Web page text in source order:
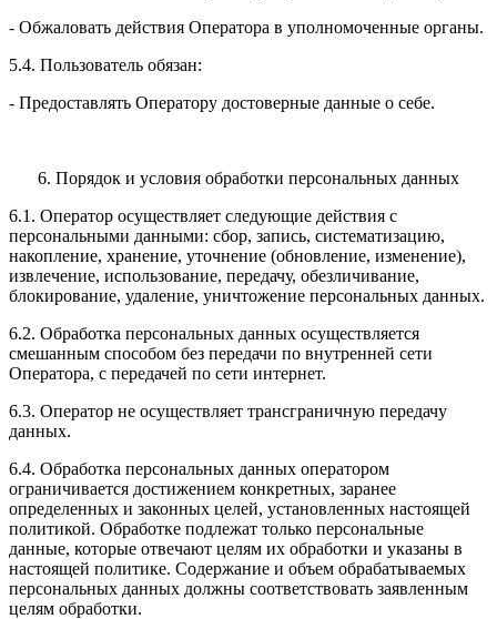
- Обжаловать действия Оператора в уполномоченные органы.
5.4. Пользователь обязан:
- Предоставлять Оператору достоверные данные о себе.
6. Порядок и условия обработки персональных данных
6.1. Оператор осуществляет следующие действия с
персональными данными: сбор, запись, систематизацию,
накопление, хранение, уточнение (обновление, изменение),
извлечение, использование, передачу, обезличивание,
блокирование, удаление, уничтожение персональных данных.
6.2. Обработка персональных данных осуществляется
смешанным способом без передачи по внутренней сети
Оператора, с передачей по сети интернет.
6.3. Оператор не осуществляет трансграничную передачу
данных.
6.4. Обработка персональных данных оператором
ограничивается достижением конкретных, заранее
определенных и законных целей, установленных настоящей
политикой. Обработке подлежат только персональные
данные, которые отвечают целям их обработки и указаны в
настоящей политике. Содержание и объем обрабатываемых
персональных данных должны соответствовать заявленным
целям обработки.